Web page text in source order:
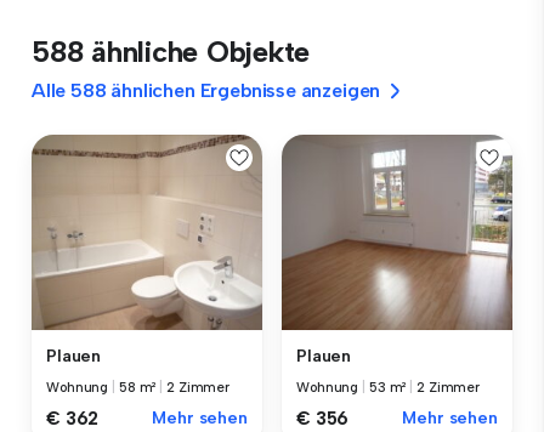
588 ähnliche Objekte
Alle 588 ähnlichen Ergebnisse anzeigen
Plauen
Wohnung 58 m² |2 Zimmer
€ 362 Mehr sehen
Plauen
Wohnung 53 m² |2 Zimmer
€ 356 Mehr sehen